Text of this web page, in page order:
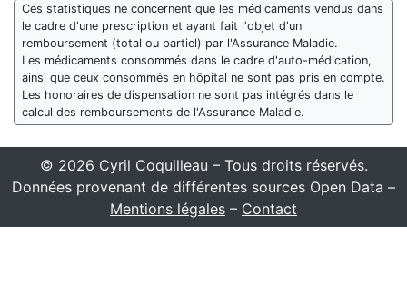
Ces statistiques ne concernent que les médicaments vendus dans
le cadre d'une prescription et ayant fait l'objet d'un
remboursement (total ou partiel) par l'Assurance Maladie.
Les médicaments consommés dans le cadre d'auto-médication,
ainsi que ceux consommés en hôpital ne sont pas pris en compte.
Les honoraires de dispensation ne sont pas intégrés dans le
calcul des remboursements de l'Assurance Maladie.
© 2026 Cyril Coquilleau – Tous droits réservés.
Données provenant de différentes sources Open Data –
Mentions légales – Contact